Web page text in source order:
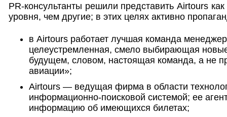
PR-консультанты решили представить Airtours
уровня, чем другие; в этих целях активно
в Airtours работает лучшая команда
целеустремленная, смело выбирающая
будущем, словом, настоящая команда, а не
авиации»;
Airtours — ведущая фирма в области
информационно-поисковой системой; ее
информацию об имеющихся билетах;